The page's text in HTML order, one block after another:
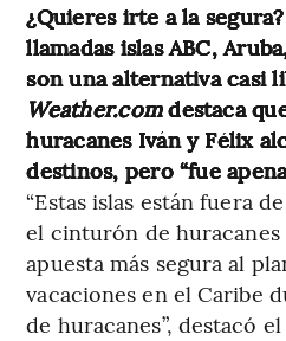
¿Quieres irte a la
llamadas islas ABC,
son una alternativa casi
Weather.comdestaca
huracanes Iván y Félix
destinos, pero “fue
“Estas islas están fuera
el cinturón de
apuesta más segura al
vacaciones en el Caribe
de huracanes”, destacó